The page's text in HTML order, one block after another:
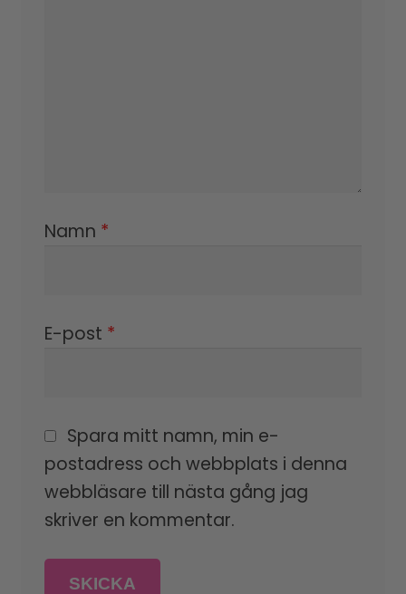
Namn *
E-post *
Spara mitt namn, min e-
postadress och webbplats i denna
webbläsare till nästa gång jag
skriver en kommentar.